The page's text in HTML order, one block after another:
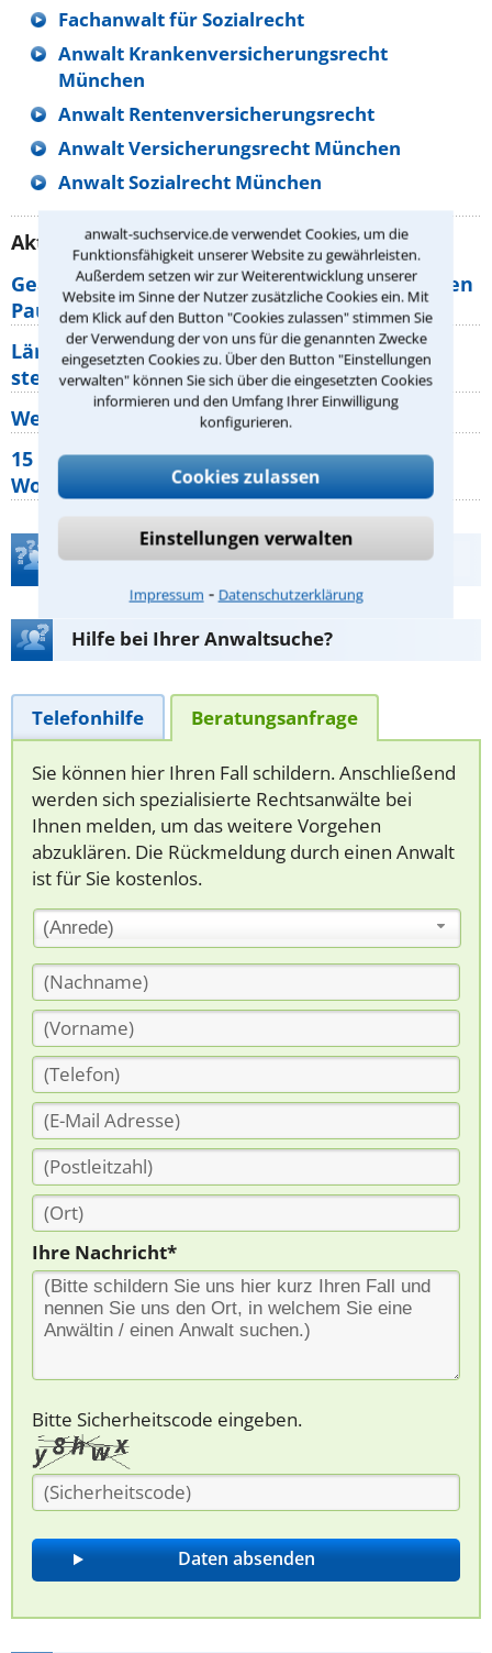
anwalt-suchservice.de verwendet Cookies, um die
Funktionsfähigkeit unserer Website zu gewährleisten.
Außerdem setzen wir zur Weiterentwicklung unserer
Website im Sinne der Nutzer zusätzliche Cookies ein. Mit
dem Klick auf den Button "Cookies zulassen" stimmen Sie
der Verwendung der von uns für die genannten Zwecke
eingesetzten Cookies zu. Über den Button "Einstellungen
verwalten" können Sie sich über die eingesetzten Cookies
informieren und den Umfang Ihrer Einwilligung
konfigurieren.
Cookies zulassen
Einstellungen verwalten
Impressum ⁃ Datenschutzerklärung
Fachanwalt für Sozialrecht
Anwalt Krankenversicherungsrecht
München
Anwalt Rentenversicherungsrecht
Anwalt Versicherungsrecht München
Anwalt Sozialrecht München
Aktuelle Rechtstipps unserer Redaktion
Geänderte Abflugzeiten: Welche Rechte haben
Pauschalurlauber?
Lärm von den Nachbarn: Welche Rechte
stehen mir zu?
Wer muss Zweitwohnungssteuer zahlen?
15 elementare Rechte, die jeder
Wohnungseigentümer kennen sollte
Teste Dein Rechtswissen
Hilfe bei Ihrer Anwaltsuche?
Telefonhilfe Beratungsanfrage
Sie können hier Ihren Fall schildern. Anschließend
werden sich spezialisierte Rechtsanwälte bei
Ihnen melden, um das weitere Vorgehen
abzuklären. Die Rückmeldung durch einen Anwalt
ist für Sie kostenlos.
(Anrede)
Ihre Nachricht*
Bitte Sicherheitscode eingeben.